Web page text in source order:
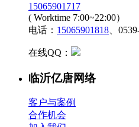
15065901717
( Worktime 7:00~22:00）
电话： 15065901818 、
在线QQ：
临沂亿唐网络
客户与案例
合作机会